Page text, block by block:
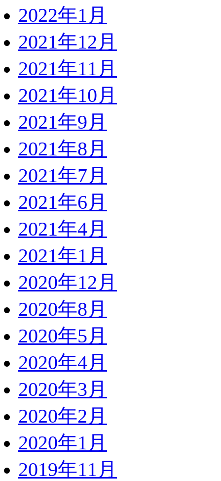
2022年1月
2021年12月
2021年11月
2021年10月
2021年9月
2021年8月
2021年7月
2021年6月
2021年4月
2021年1月
2020年12月
2020年8月
2020年5月
2020年4月
2020年3月
2020年2月
2020年1月
2019年11月